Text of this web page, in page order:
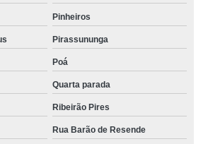
Pinheiros
Pirassununga
Poá
Quarta parada
Ribeirão Pires
Rua Barão de Resende